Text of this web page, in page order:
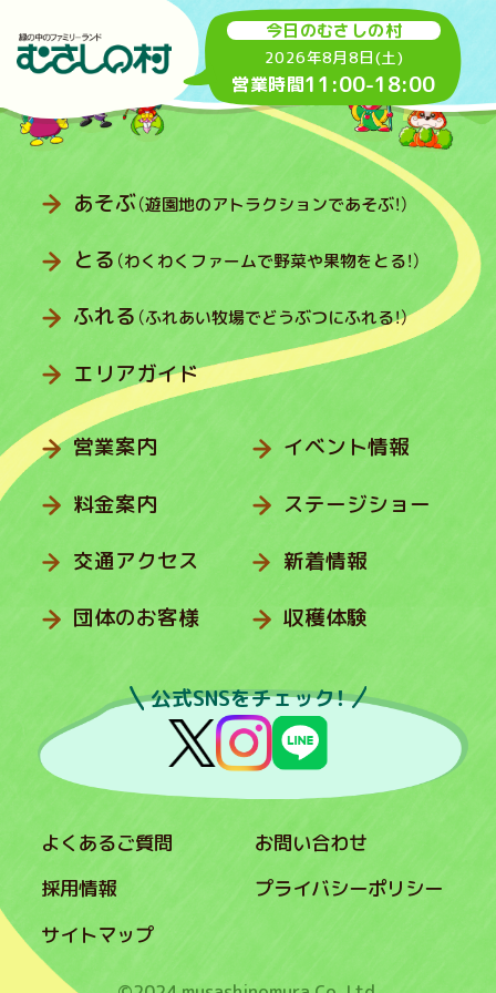
今日のむさしの村
2026年8月8日(土)
営業時間11:00-18:00
あそぶ（遊園地のアトラクションであそぶ！）
とる （わくわくファームで野菜や果物をとる！）
ふれる （ふれあい牧場でどうぶつにふれる！）
エリアガイド
営業案内
料金案内
交通アクセス
団体のお客様
イベント情報
ステージショー
新着情報
収穫体験
公式SNSをチェック！
よくあるご質問
お問い合わせ
採用情報
プライバシーポリシー
サイトマップ